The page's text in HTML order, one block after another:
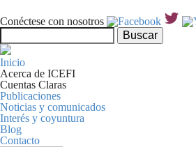
Conéctese con nosotros
Formulario de búsqueda
Buscar
Inicio
Acerca de ICEFI
Cuentas Claras
Publicaciones
Noticias y comunicados
Interés y coyuntura
Blog
Contacto